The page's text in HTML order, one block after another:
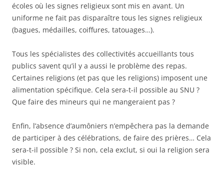
écoles où les signes religieux sont mis en avant. Un
uniforme ne fait pas disparaître tous les signes religieux
(bagues, médailles, coiffures, tatouages…).
Tous les spécialistes des collectivités accueillants tous
publics savent qu’il y a aussi le problème des repas.
Certaines religions (et pas que les religions) imposent une
alimentation spécifique. Cela sera-t-il possible au SNU ?
Que faire des mineurs qui ne mangeraient pas ?
Enfin, l’absence d’aumôniers n’empêchera pas la demande
de participer à des célébrations, de faire des prières… Cela
sera-t-il possible ? Si non, cela exclut, si oui la religion sera
visible.